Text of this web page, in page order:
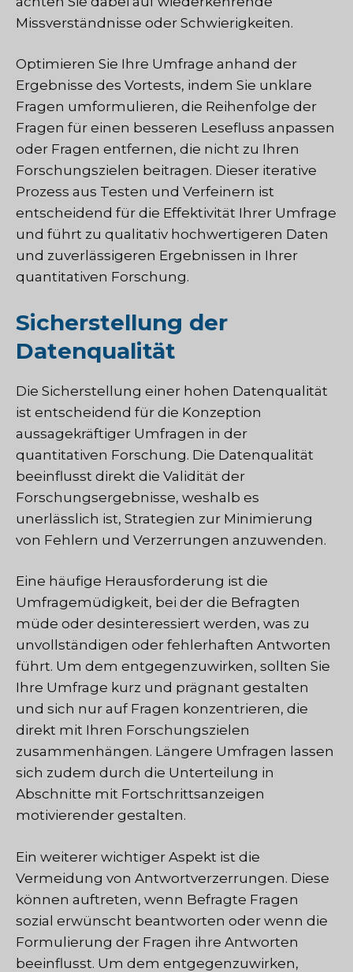
Missverständnisse oder Schwierigkeiten.
Optimieren Sie Ihre Umfrage anhand der
Ergebnisse des Vortests, indem Sie unklare
Fragen umformulieren, die Reihenfolge der
Fragen für einen besseren Lesefluss anpassen
oder Fragen entfernen, die nicht zu Ihren
Forschungszielen beitragen. Dieser iterative
Prozess aus Testen und Verfeinern ist
entscheidend für die Effektivität Ihrer Umfrage
und führt zu qualitativ hochwertigeren Daten
und zuverlässigeren Ergebnissen in Ihrer
quantitativen Forschung.
Sicherstellung der
Datenqualität
Die Sicherstellung einer hohen Datenqualität
ist entscheidend für die Konzeption
aussagekräftiger Umfragen in der
quantitativen Forschung. Die Datenqualität
beeinflusst direkt die Validität der
Forschungsergebnisse, weshalb es
unerlässlich ist, Strategien zur Minimierung
von Fehlern und Verzerrungen anzuwenden.
Eine häufige Herausforderung ist die
Umfragemüdigkeit, bei der die Befragten
müde oder desinteressiert werden, was zu
unvollständigen oder fehlerhaften Antworten
führt. Um dem entgegenzuwirken, sollten Sie
Ihre Umfrage kurz und prägnant gestalten
und sich nur auf Fragen konzentrieren, die
direkt mit Ihren Forschungszielen
zusammenhängen. Längere Umfragen lassen
sich zudem durch die Unterteilung in
Abschnitte mit Fortschrittsanzeigen
motivierender gestalten.
Ein weiterer wichtiger Aspekt ist die
Vermeidung von Antwortverzerrungen. Diese
können auftreten, wenn Befragte Fragen
sozial erwünscht beantworten oder wenn die
Formulierung der Fragen ihre Antworten
beeinflusst. Um dem entgegenzuwirken,